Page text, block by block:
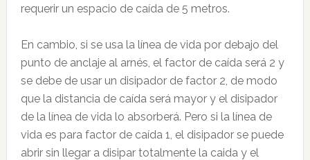
requerir un espacio de caída de 5 metros.
En cambio, si se usa la línea de vida por debajo del
punto de anclaje al arnés, el factor de caída será 2 y
se debe de usar un disipador de factor 2, de modo
que la distancia de caída será mayor y el disipador
de la línea de vida lo absorberá. Pero si la línea de
vida es para factor de caída 1, el disipador se puede
abrir sin llegar a disipar totalmente la caida y el